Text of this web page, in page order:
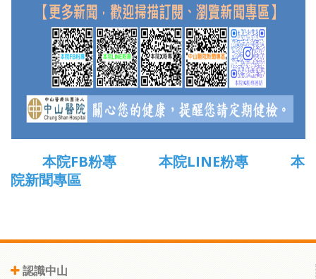
本院FB粉專 本院LINE粉專
本
院新聞專區
認識中山